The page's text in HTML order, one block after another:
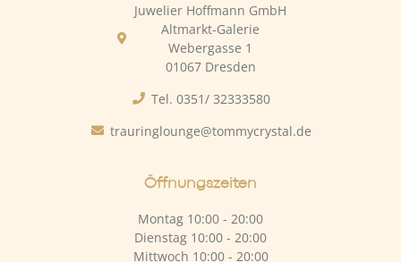
Juwelier Hoffmann GmbH
Altmarkt-Galerie
Webergasse 1
01067 Dresden
Tel. 0351/ 32333580
trauringlounge@tommycrystal.de
Öffnungszeiten
Montag 10:00 - 20:00
Dienstag 10:00 - 20:00
Mittwoch 10:00 - 20:00